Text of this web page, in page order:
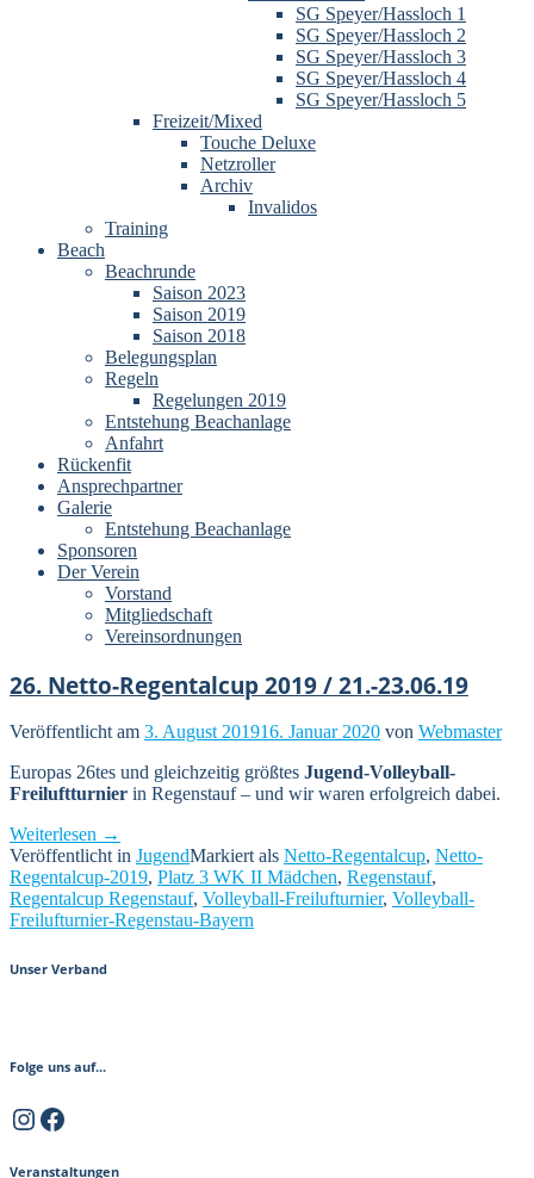
SG Speyer/Hassloch 1
SG Speyer/Hassloch 2
SG Speyer/Hassloch 3
SG Speyer/Hassloch 4
SG Speyer/Hassloch 5
Freizeit/Mixed
Touche Deluxe
Netzroller
Archiv
Invalidos
Training
Beach
Beachrunde
Saison 2023
Saison 2019
Saison 2018
Belegungsplan
Regeln
Regelungen 2019
Entstehung Beachanlage
Anfahrt
Rückenfit
Ansprechpartner
Galerie
Entstehung Beachanlage
Sponsoren
Der Verein
Vorstand
Mitgliedschaft
Vereinsordnungen
26. Netto-Regentalcup 2019 / 21.-23.06.19
Veröffentlicht am 3. August 201916. Januar 2020 von Webmaster
Europas 26tes und gleichzeitig größtes Jugend-Volleyball-
Freiluftturnier in Regenstauf – und wir waren erfolgreich dabei.
Weiterlesen „26.
Netto-
Regentalcup
2019
/
→
Veröffentlicht in JugendMarkiert als Netto-Regentalcup, Netto-
Regentalcup-2019, Platz 3 WK II Mädchen, Regenstauf,
Regentalcup Regenstauf, Volleyball-Freilufturnier, Volleyball-
Freilufturnier-Regenstau-Bayern
Unser Verband
Folge uns auf...
Instagram
Facebook
Veranstaltungen